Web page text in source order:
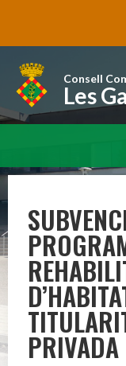
Consell
Les
PRIVADA